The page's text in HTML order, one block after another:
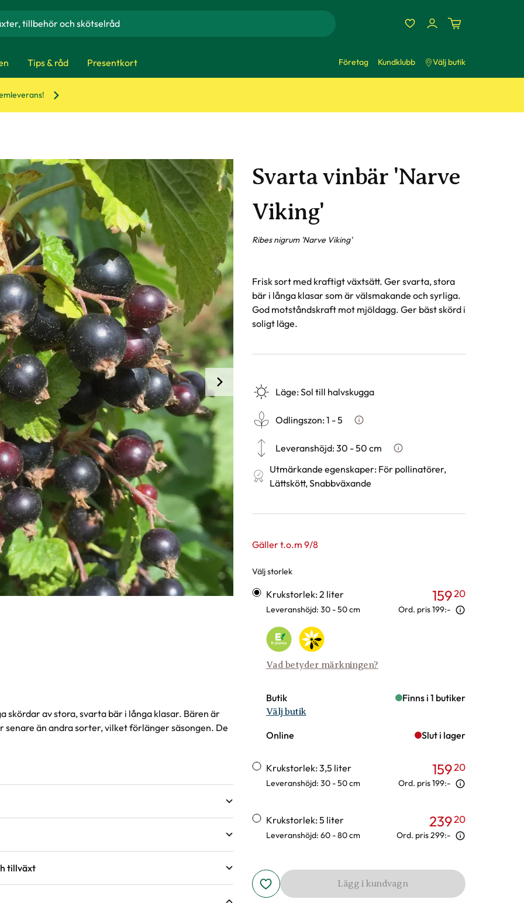
Tips & råd Presentkort Företag Kundklubb Välj butik
Svarta vinbär 'Narve
Viking'
Ribes nigrum 'Narve Viking'
Frisk sort med kraftigt växtsätt. Ger svarta, stora
bär i långa klasar som är välsmakande och syrliga.
God motståndskraft mot mjöldagg. Ger bäst skörd i
soligt läge.
Läge:Sol till halvskugga
Odlingszon:1 - 5
Vad är odlingszon?
Leveranshöjd:30 - 50 cm
Hur vi mäter leveranshöjd på
Utmärkande egenskaper: För pollinatörer,
Lättskött, Snabbväxande
Gäller t.o.m 9/8
Välj storlek
Varianter
Krukstorlek: 2 liter
Leveranshöjd: 30 - 50 cm
Vad betyder märkningen?
15920
Ord. pris199:-
Butik Finns i 1 butiker
Välj butik
Online Slut i lager
Krukstorlek: 3,5 liter
Leveranshöjd: 30 - 50 cm
15920
Ord. pris199:-
Krukstorlek: 5 liter
Leveranshöjd: 60 - 80 cm
23920
Ord. pris299:-
Lägg i kundvagn
av stora, svarta bär i långa klasar. Bären är
än andra sorter, vilket förlänger säsongen. De
tillväxt